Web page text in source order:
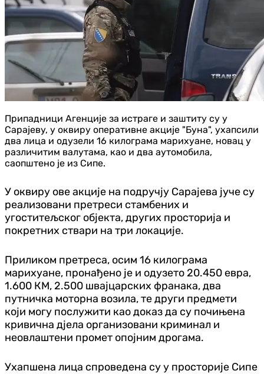
Припадници Агенције за истраге и заштиту су у
Сарајеву, у оквиру оперативне акције "Буна", ухапсили
два лица и одузели 16 килограма марихуане, новац у
различитим валутама, као и два аутомобила,
саопштено је из Сипе.
У оквиру ове акције на подручју Сарајева јуче су
реализовани претреси стамбених и
угоститељског објекта, других просторија и
покретних ствари на три локације.
Приликом претреса, осим 16 килограма
марихуане, пронађено је и одузето 20.450 евра,
1.600 КМ, 2.500 швајцарских франака, два
путничка моторна возила, те други предмети
који могу послужити као доказ да су почињена
кривична дјела организовани криминал и
неовлаштени промет опојним дрогама.
Ухапшена лица спроведена су у просторије Сипе